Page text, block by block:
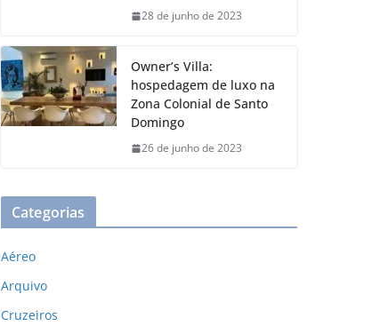
28 de junho de 2023
Owner’s Villa:
hospedagem de luxo na
Zona Colonial de Santo
Domingo
26 de junho de 2023
Categorias
Aéreo
Arquivo
Cruzeiros